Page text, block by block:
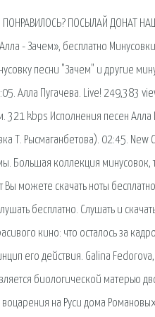
ПОНРАВИЛОСЬ? ПОСЫЛАЙ ДОНАТ
- Зачем», бесплатно
песни "Зачем" и другие
Алла Пугачева. Live! 249,383
321 kbps Исполнения песен
Т. Рысмаганбетова). 02:45. New
Большая коллекция минусовок,
Вы можете скачать ноты
бесплатно. Слушать и
кино: что осталось за
его действия. Galina
биологической матерью
на Руси дома